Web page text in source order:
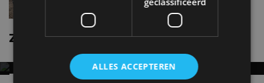
Zeekr X nieuws
ZEEKR 9X NAAR EUROPA: 897 PK, ZES
ALLES ACCEPTEREN